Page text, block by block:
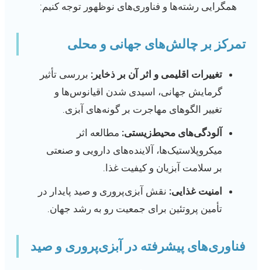
همگرایی رشته‌ها و فناوری‌های نوظهور توجه کنیم:
تمرکز بر چالش‌های جهانی و محلی
تغییرات اقلیمی و اثر آن بر ذخایر: بررسی تأثیر
گرمایش جهانی، اسیدی شدن اقیانوس‌ها و
تغییر الگوهای مهاجرت بر گونه‌های آبزی.
آلودگی‌های محیط‌زیستی: مطالعه اثر
میکروپلاستیک‌ها، آلاینده‌های دارویی و صنعتی
بر سلامت آبزیان و کیفیت غذا.
امنیت غذایی: نقش آبزی‌پروری و صید پایدار در
تأمین پروتئین برای جمعیت رو به رشد جهان.
فناوری‌های پیشرفته در آبزی‌پروری و صید